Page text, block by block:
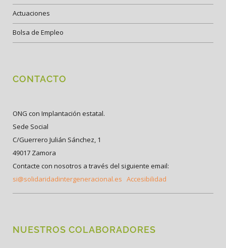
Actuaciones
Bolsa de Empleo
CONTACTO
ONG con Implantación estatal.
Sede Social
C/Guerrero Julián Sánchez, 1
49017 Zamora
Contacte con nosotros a través del siguiente email:
si@solidaridadintergeneracional.es Accesibilidad
NUESTROS COLABORADORES